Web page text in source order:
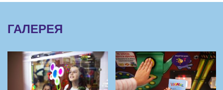
ГАЛЕРЕЯ